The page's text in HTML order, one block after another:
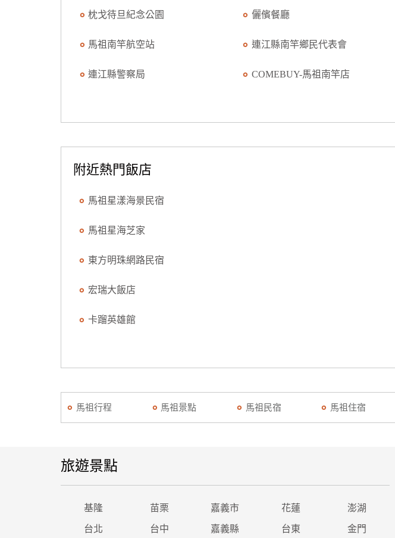
枕戈待旦紀念公園 儷儐餐廳
馬祖南竿航空站 連江縣南竿鄉民代表會
連江縣警察局 COMEBUY-馬祖南竿店
附近熱門飯店
馬祖星漾海景民宿
馬祖星海芝家
東方明珠網路民宿
宏瑞大飯店
卡蹓英雄館
馬祖行程 馬祖景點 馬祖民宿 馬祖住宿
旅遊景點
基隆 苗栗 嘉義市 花蓮 澎湖
台北 台中 嘉義縣 台東 金門